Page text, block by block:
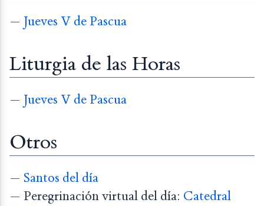
— Jueves V de Pascua
Liturgia de las Horas
— Jueves V de Pascua
Otros
— Santos del día
— Peregrinación virtual del día: Catedral